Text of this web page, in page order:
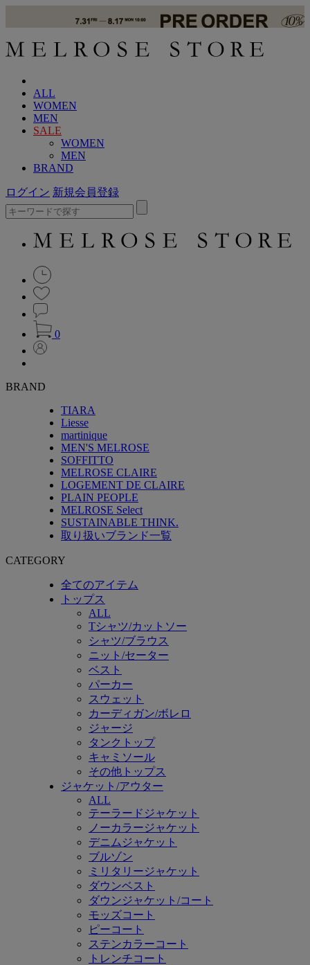
ALL
WOMEN
MEN
SALE
WOMEN
MEN
BRAND
ログイン 新規会員登録
0
BRAND
TIARA
Liesse
martinique
MEN'S MELROSE
SOFFITTO
MELROSE CLAIRE
LOGEMENT DE CLAIRE
PLAIN PEOPLE
MELROSE Select
SUSTAINABLE THINK.
取り扱いブランド一覧
CATEGORY
全てのアイテム
トップス
ALL
Tシャツ/カットソー
シャツ/ブラウス
ニット/セーター
ベスト
パーカー
スウェット
カーディガン/ボレロ
ジャージ
タンクトップ
キャミソール
その他トップス
ジャケット/アウター
ALL
テーラードジャケット
ノーカラージャケット
デニムジャケット
ブルゾン
ミリタリージャケット
ダウンベスト
ダウンジャケット/コート
モッズコート
ピーコート
ステンカラーコート
トレンチコート